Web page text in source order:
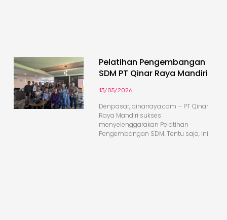
Pelatihan Pengembangan
SDM PT Qinar Raya Mandiri
13/05/2026
Denpasar, qinarraya.com – PT Qinar
Raya Mandiri sukses
menyelenggarakan Pelatihan
Pengembangan SDM. Tentu saja, ini